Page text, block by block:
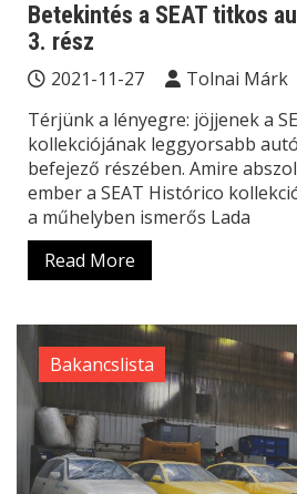
Betekintés a SEAT titkos
3. rész
2021-11-27 Tolnai Márk
Térjünk a lényegre: jöjjenek a
kollekciójának leggyorsabb
befejező részében. Amire
ember a SEAT Histórico
a műhelyben ismerős Lada
Read More
Bakancslista